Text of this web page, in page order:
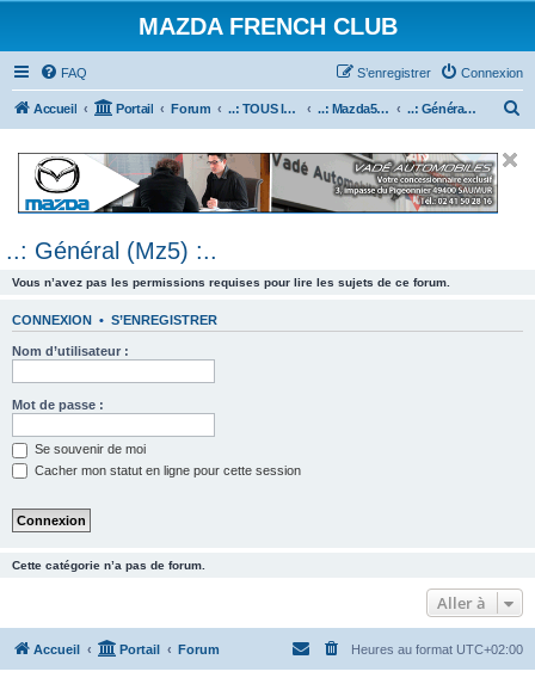
MAZDA FRENCH CLUB
FAQ Connexion
S’enregistrer
Accueil Portail Forum ..: TOUS les Véhicules MAZDA :.. ..: Mazda5 :.. ..: Général (Mz5) :..
e
..: Général (Mz5) :..
Vous n’avez pas les permissions requises pour lire les sujets de ce forum.
CONNEXION • S’ENREGISTRER
Nom d’utilisateur :
Mot de passe :
Se souvenir de moi
Cacher mon statut en ligne pour cette session
Cette catégorie n’a pas de forum.
Aller à
Accueil Portail Forum Heures au format UTC+02:00